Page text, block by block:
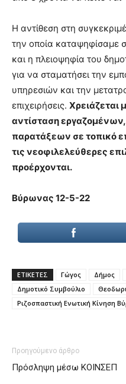
Η αντίθεση στη
την οποία καταψηφίσαμε
και η πλειοψηφία του
για να σταματήσει την
υπηρεσιών και την
επιχειρήσεις. Χρειάζεται
αντίσταση
παρατάξεων σε τοπικό
τις νεοφιλελεύθερες
προέρχονται.
Βύρωνας 12-5-22
ΕΤΙΚΕΤΕΣ Γώγος Δήμος
Δημοτικό Συμβούλιο
Ριζοσπαστική Ενωτική Κίνηση
Προηγούμενο άρθρο
Πρόσληψη μέσω ΚΟΙΝΣΕΠ